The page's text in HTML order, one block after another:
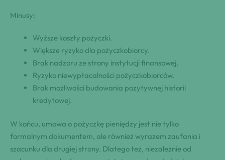
Minusy:
Wyższe koszty pożyczki.
Większe ryzyko dla pożyczkobiorcy.
Brak nadzoru ze strony instytucji finansowej.
Ryzyko niewypłacalności pożyczkobiorców.
Brak możliwości budowania pozytywnej historii
kredytowej.
W końcu, umowa o pożyczkę pieniędzy jest nie tylko
formalnym dokumentem, ale również wyrazem zaufania i
szacunku dla drugiej strony. Dlatego też, niezależnie od